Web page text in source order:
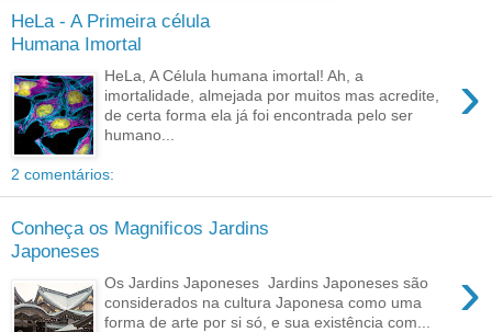
HeLa - A Primeira célula
Humana Imortal
›
HeLa, A Célula humana imortal! Ah, a
imortalidade, almejada por muitos mas acredite,
de certa forma ela já foi encontrada pelo ser
humano...
2 comentários:
Conheça os Magnificos Jardins
Japoneses
›
Os Jardins Japoneses Jardins Japoneses são
considerados na cultura Japonesa como uma
forma de arte por si só, e sua existência com...